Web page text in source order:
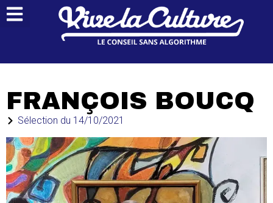
FRANÇOIS BOUCQ
Sélection du 14/10/2021